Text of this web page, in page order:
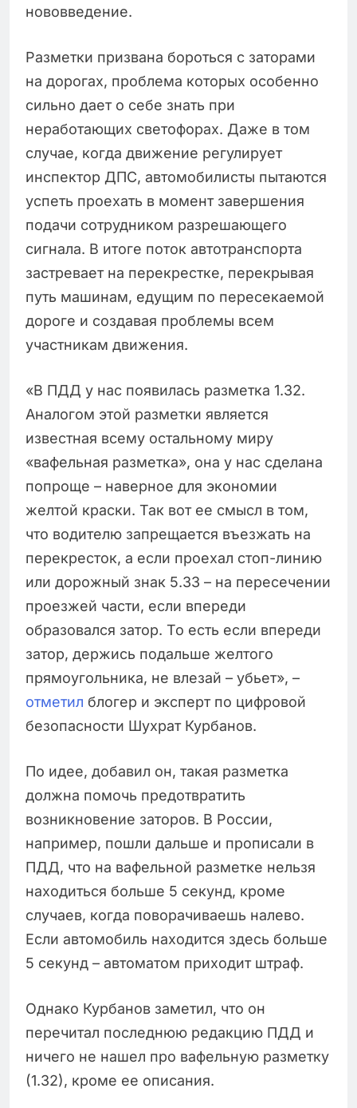
нововведение.
Разметки призвана бороться с заторами
на дорогах, проблема которых особенно
сильно дает о себе знать при
неработающих светофорах. Даже в том
случае, когда движение регулирует
инспектор ДПС, автомобилисты пытаются
успеть проехать в момент завершения
подачи сотрудником разрешающего
сигнала. В итоге поток автотранспорта
застревает на перекрестке, перекрывая
путь машинам, едущим по пересекаемой
дороге и создавая проблемы всем
участникам движения.
«В ПДД у нас появилась разметка 1.32.
Аналогом этой разметки является
известная всему остальному миру
«вафельная разметка», она у нас сделана
попроще – наверное для экономии
желтой краски. Так вот ее смысл в том,
что водителю запрещается въезжать на
перекресток, а если проехал стоп-линию
или дорожный знак 5.33 – на пересечении
проезжей части, если впереди
образовался затор. То есть если впереди
затор, держись подальше желтого
прямоугольника, не влезай – убьет», –
отметил блогер и эксперт по цифровой
безопасности Шухрат Курбанов.
По идее, добавил он, такая разметка
должна помочь предотвратить
возникновение заторов. В России,
например, пошли дальше и прописали в
ПДД, что на вафельной разметке нельзя
находиться больше 5 секунд, кроме
случаев, когда поворачиваешь налево.
Если автомобиль находится здесь больше
5 секунд – автоматом приходит штраф.
Однако Курбанов заметил, что он
перечитал последнюю редакцию ПДД и
ничего не нашел про вафельную разметку
(1.32), кроме ее описания.